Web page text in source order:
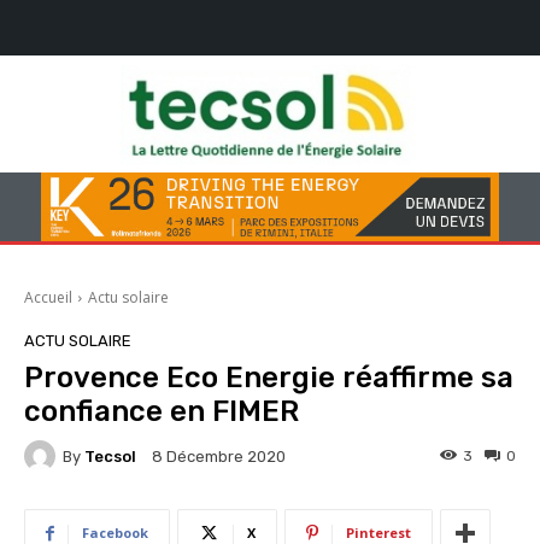
Accueil Actu solaire
ACTU SOLAIRE
Provence Eco Energie réaffirme sa
confiance en FIMER
By Tecsol 8 Décembre 2020 0
3
Facebook X Pinterest